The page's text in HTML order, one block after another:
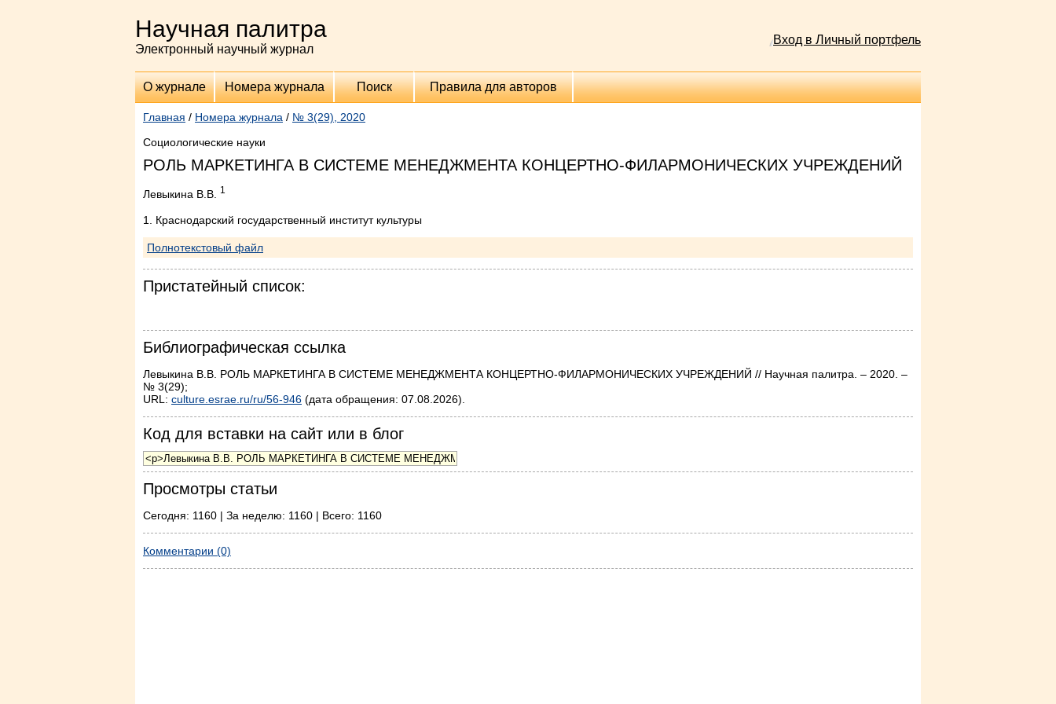
Научная палитра
Электронный научный журнал
Вход в Личный портфель
О журнале Номера журнала Поиск Правила для авторов
Главная / Номера журнала / № 3(29), 2020
Социологические науки
РОЛЬ МАРКЕТИНГА В СИСТЕМЕ МЕНЕДЖМЕНТА КОНЦЕРТНО-ФИЛАРМОНИЧЕСКИХ УЧРЕЖДЕНИЙ
Левыкина В.В. 1
1. Краснодарский государственный институт культуры
Полнотекстовый файл
Пристатейный список:
Библиографическая ссылка
Левыкина В.В. РОЛЬ МАРКЕТИНГА В СИСТЕМЕ МЕНЕДЖМЕНТА КОНЦЕРТНО-ФИЛАРМОНИЧЕСКИХ УЧРЕЖДЕНИЙ // Научная палитра. – 2020. –
№ 3(29);
URL: culture.esrae.ru/ru/56-946 (дата обращения: 07.08.2026).
Код для вставки на сайт или в блог
Просмотры статьи
Сегодня: 1160 | За неделю: 1160 | Всего: 1160
Комментарии (0)